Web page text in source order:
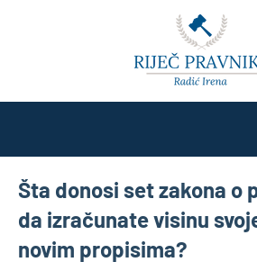
Šta donosi set zakona o
da izračunate visinu
novim propisima?